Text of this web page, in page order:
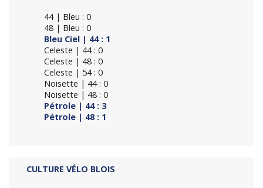
44 | Bleu : 0
48 | Bleu : 0
Bleu Ciel | 44 : 1
Celeste | 44 : 0
Celeste | 48 : 0
Celeste | 54 : 0
Noisette | 44 : 0
Noisette | 48 : 0
Pétrole | 44 : 3
Pétrole | 48 : 1
CULTURE VÉLO BLOIS